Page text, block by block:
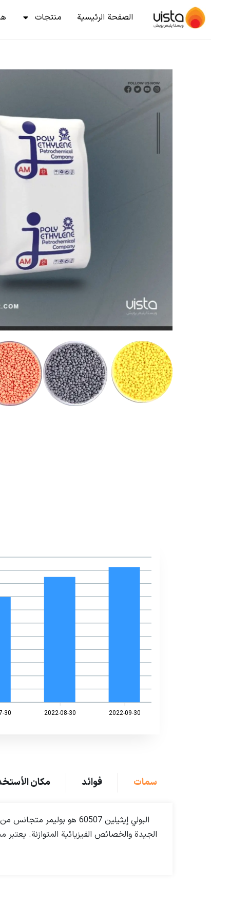
الصفحة الرئيسية منتجات
30 2022-08-30 2022-09-30
سمات فوائد مكان
الجيدة والخصائص الفيزيائية المتوازنة.